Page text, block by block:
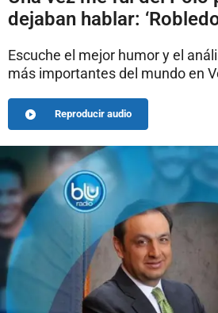
dejaban hablar:
Escuche el mejor humor y el
más importantes del mundo en
Reproducir audio